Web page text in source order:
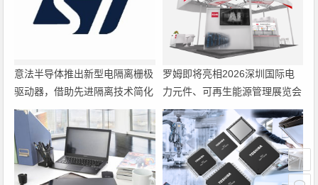
意法半导体推出新型电隔离栅极
驱动器，借助先进隔离技术简化
电源设计
罗姆即将亮相2026深圳国际电
力元件、可再生能源管理展览会
暨研讨会